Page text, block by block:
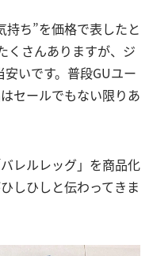
持ち”を価格で表したと
くさんありますが、ジ
いです。普段GUユー
セールでもない限りあ
レルレッグ」を商品化
しひしと伝わってきま